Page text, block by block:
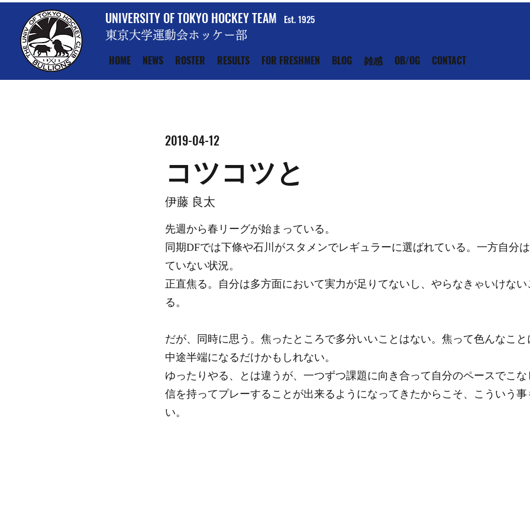
UNIVERSITY OF TOKYO HOCKEY TEAM
東京大学運動会ホッケー部
Est. 1925
HOME NEWS ROSTER RESULTS FOR FRESHMEN BLOG 雑感 OB/OG CONTACT
2019-04-12
コツコツと
伊藤 良太
先週から春リーグが始まっている。
同期DFでは下條や石川がスタメンでレギュラーに選ばれている。一方自分
ていない状況。
正直焦る。自分は多方面において実力が足りてないし、やらなきゃいけな
る。
だが、同時に思う。焦ったところで多分いいことはない。焦って色んなこ
中途半端になるだけかもしれない。
ゆったりやる、とは違うが、一つずつ課題に向き合って自分のペースでこな
信を持ってプレーすることが出来るようになってきたからこそ、こういう
い。